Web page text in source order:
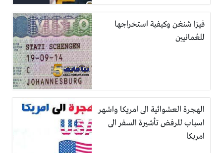
فيزا شنغن وكيفية استخراجها
للعُمانيين
الهجرة العشوائية الى امريكا واشهر
اسباب للرفض تأشيرة السفر الى
امريكا